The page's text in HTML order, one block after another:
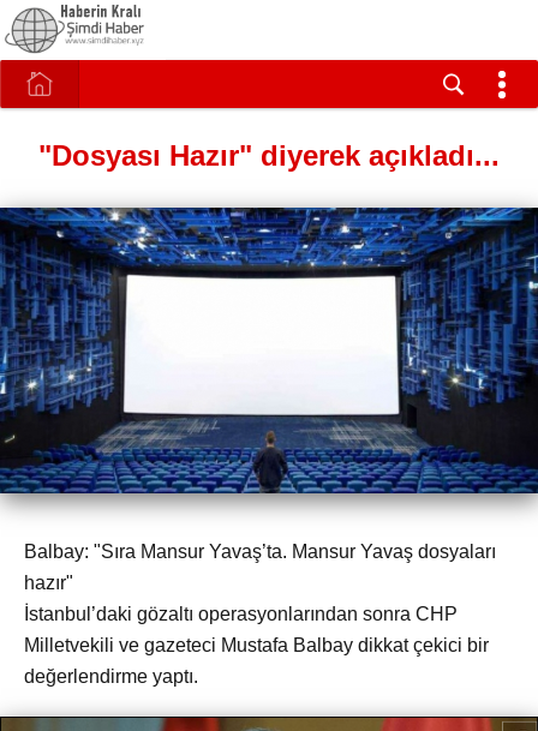
"Dosyası Hazır" diyerek açıkladı...
Balbay: "Sıra Mansur Yavaş’ta. Mansur Yavaş dosyaları
hazır"
İstanbul’daki gözaltı operasyonlarından sonra CHP
Milletvekili ve gazeteci Mustafa Balbay dikkat çekici bir
değerlendirme yaptı.